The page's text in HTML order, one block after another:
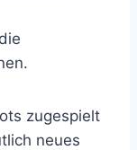
zugespielt
neues